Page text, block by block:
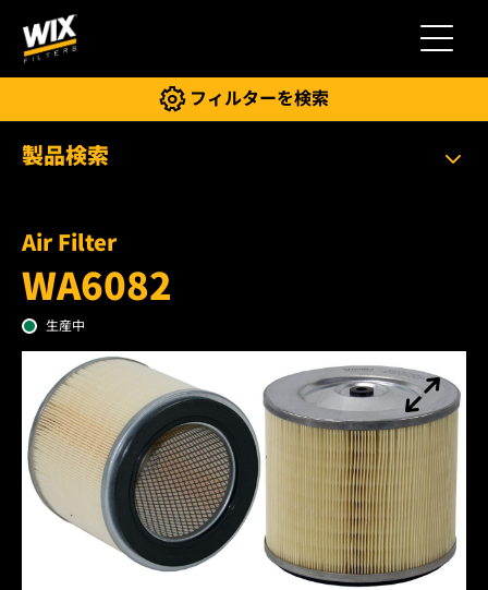
切り替え
フィルターを検索
製品検索
Air Filter
WA6082
生産中